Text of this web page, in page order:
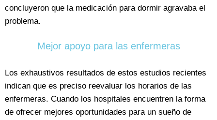
concluyeron que la medicación para dormir agravaba el
problema.
Mejor apoyo para las enfermeras
Los exhaustivos resultados de estos estudios recientes
indican que es preciso reevaluar los horarios de las
enfermeras. Cuando los hospitales encuentren la forma
de ofrecer mejores oportunidades para un sueño de